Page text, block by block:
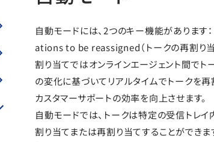
自動モードには、2つのキー機能があります
ations to be reassigned（トークの再割り当
割り当てではオンラインエージェント間で
の変化に基づいてリアルタイムでトークを再
カスタマーサポートの効率を向上させます。
自動モードでは、トークは特定の受信トレ
割り当てまたは再割り当てすることができま